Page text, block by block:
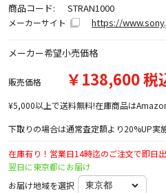
商品コード: STRAN1000
メーカーサイト https://
メーカー希望小売価格
販売価格 ￥138,600 税
¥5,000以上で送料無料!在庫商品は
下取りの場合は通常査定額より20%UP実
在庫有り！営業日14時迄のご注文で即日出
翌日に東京都にお届け
お届け地域を選択